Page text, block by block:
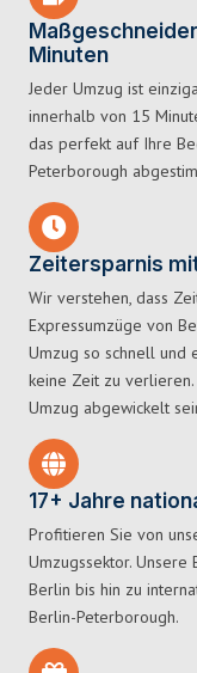
Minuten
Jeder Umzug ist
innerhalb von 15
das perfekt auf Ihre
Peterborough
Zeitersparnis
Wir verstehen, dass
Expressumzüge von
Umzug so schnell und
keine Zeit zu
Umzug abgewickelt
17+ Jahre
Profitieren Sie von
Umzugssektor.
Berlin bis hin zu
Berlin-Peterborough.